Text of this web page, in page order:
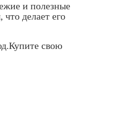
и полезные
делает его
свою